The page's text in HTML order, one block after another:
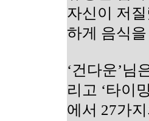
자신이 저
하게 음식
‘건다운’님
리고 ‘타이
에서 27가